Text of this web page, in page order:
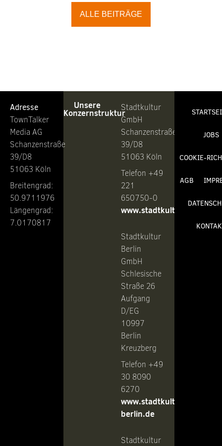
ALLE BEITRÄGE
Adresse
TownTalker
Media AG
Schanzenstraße
39/D8
51063 Köln
Breitengrad:
50.9711976
Längengrad:
7.0170817
Unsere
Konzernstruktur
Stadtkultur
GmbH
Schanzenstraße
39/D8
51063 Köln
Telefon +49
221
650750-0
www.stadtkultur.de
Stadtkultur
Berlin
GmbH
Schlesische
Straße 26
Aufgang
D/EG
10997
Berlin
Kreuzberg
Telefon +49
30 8090
6270
www.stadtkultur-
berlin.de
Stadtkultur
JOBS
COOKIE-
AGB